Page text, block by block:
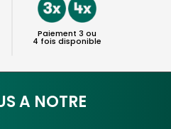
Paiement 3 ou
4 fois disponible
A NOTRE